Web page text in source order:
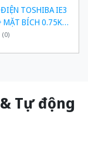
TOSHIBA IE3
MẶT BÍCH 0.75KW-
(0)
Tự động